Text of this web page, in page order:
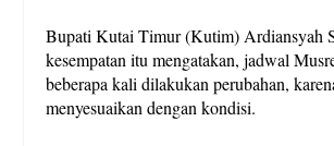
Bupati Kutai Timur (Kutim) Ardiansyah
kesempatan itu mengatakan, jadwal
beberapa kali dilakukan perubahan,
menyesuaikan dengan kondisi.